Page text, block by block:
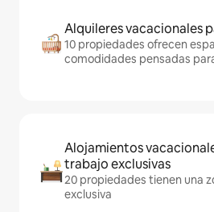
Alquileres vacacionales
10 propiedades ofrecen
comodidades pensadas
Alojamientos
trabajo exclusivas
20 propiedades tienen una
exclusiva